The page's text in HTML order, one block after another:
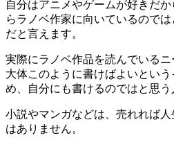
自分はアニメやゲームが好きだ
らラノベ作家に向いているので
だと言えます。
実際にラノベ作品を読んでいるニ
大体このように書けばよいとい
め、自分にも書けるのではと思う
小説やマンガなどは、売れれば
はありません。